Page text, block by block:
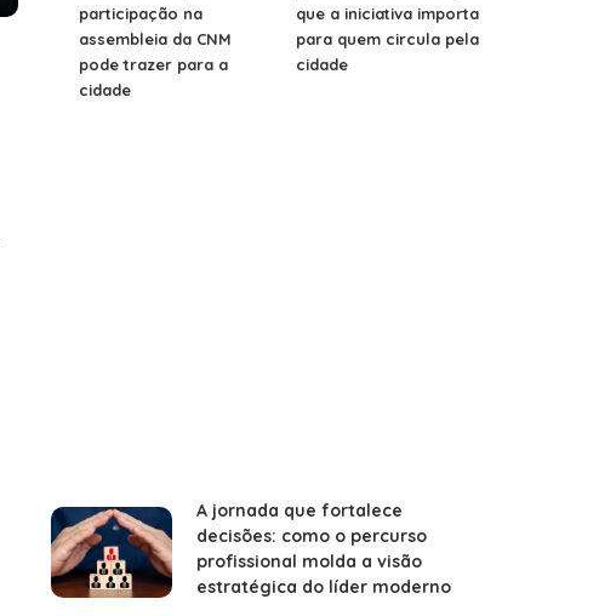
participação na
assembleia da CNM
pode trazer para a
cidade
que a iniciativa importa
para quem circula pela
cidade
A jornada que fortalece
decisões: como o percurso
profissional molda a visão
estratégica do líder moderno